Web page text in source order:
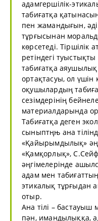
адамгершілік-
табиғатқа
пен жамандығын,
тұрғысынан
көрсетеді.
ретіндегі
табиғатқа аяушылық
ортақтасуы, ол үшін
оқушылардың
сезімдерінің
материалдарында
Табиғатқа деген
сыныптңњ ана
«Қайырымдылық»
«Қамқорлық»,
әңгімелерінде
адам мен
этикалық тұрғыдан
отыр.
Ана тілі – бастауыш
пән, имандылыққа,